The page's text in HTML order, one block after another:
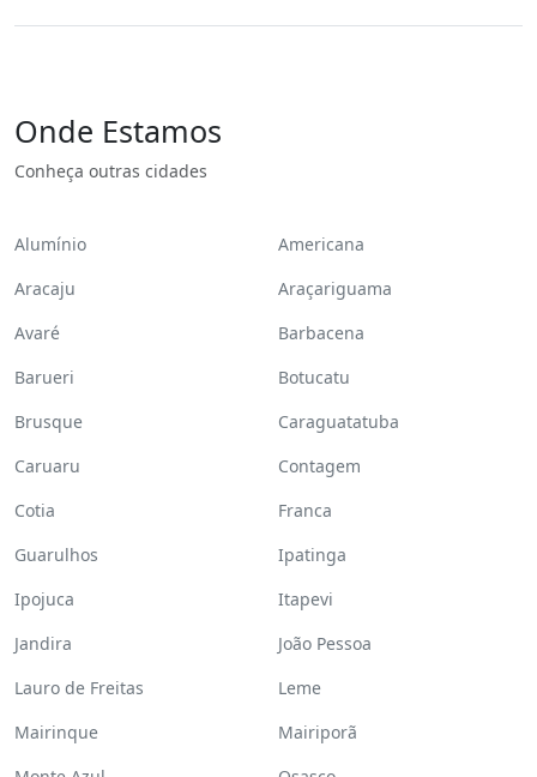
Onde Estamos
Conheça outras cidades
Alumínio
Americana
Aracaju
Araçariguama
Avaré
Barbacena
Barueri
Botucatu
Brusque
Caraguatatuba
Caruaru
Contagem
Cotia
Franca
Guarulhos
Ipatinga
Ipojuca
Itapevi
Jandira
João Pessoa
Lauro de Freitas
Leme
Mairinque
Mairiporã